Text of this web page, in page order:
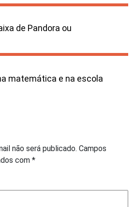
de Pandora ou
matemática e na escola
não será publicado. Campos
com *